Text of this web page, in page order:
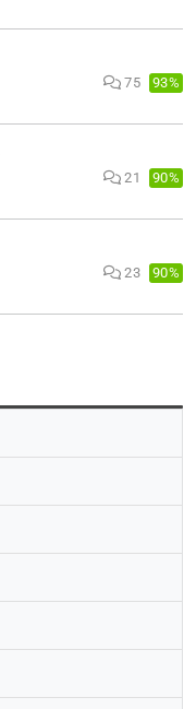
75 93%
21 90%
23 90%